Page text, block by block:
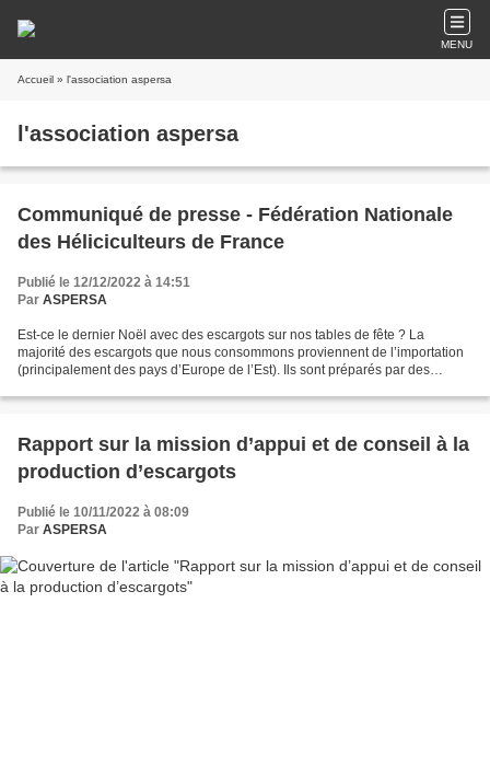
MENU
Accueil » l'association aspersa
l'association aspersa
Communiqué de presse - Fédération Nationale
des Héliciculteurs de France
Publié le 12/12/2022 à 14:51
Par ASPERSA
Est-ce le dernier Noël avec des escargots sur nos tables de fête ? La
majorité des escargots que nous consommons proviennent de l’importation
(principalement des pays d’Europe de l’Est). Ils sont préparés par des
Rapport sur la mission d’appui et de conseil à la
production d’escargots
Publié le 10/11/2022 à 08:09
Par ASPERSA